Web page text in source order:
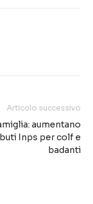
Articolo successivo
aumentano
Inps per colf e
badanti